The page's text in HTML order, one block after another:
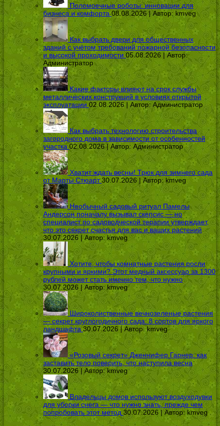
Поломоечные роботы: инновации для
бизнеса и комфорта 08.08.2026 | Автор: kmveg
Как выбрать двери для общественных
зданий с учётом требований пожарной безопасности
и высокой проходимости 05.08.2026 | Автор:
Администратор
Какие факторы влияют на срок службы
металлических конструкций в условиях открытой
эксплуатации 02.08.2026 | Автор:Администратор
Как выбрать технологию строительства
загородного дома в зависимости от особенностей
участка 02.08.2026 | Автор:Администратор
Хватит ждать весны! Трюк для зимнего сада
от Марты Стюарт 30.07.2026 | Автор: kmveg
Необычный садовый ритуал Памелы
Андерсон поначалу вызывал скепсис — но
специалист по садоводческой терапии утверждает,
что это секрет счастья для вас и ваших растений
30.07.2026 | Автор: kmveg
Хотите, чтобы комнатные растения росли
крупными и яркими? Этот медный аксессуар за 1300
рублей может стать именно тем, что нужно
30.07.2026 | Автор:kmveg
Широколиственные вечнозеленые растения
— секрет круглогодичного сада: 8 сортов для яркого
ландшафта 30.07.2026 | Автор:kmveg
«Розовый секрет» Дженнифер Гарнер: как
заставить тело поверить, что наступила весна
30.07.2026 | Автор:kmveg
Владельцы домов используют воздуходувки
для уборки снега — что нужно знать, прежде чем
попробовать этот метод 30.07.2026 | Автор: kmveg